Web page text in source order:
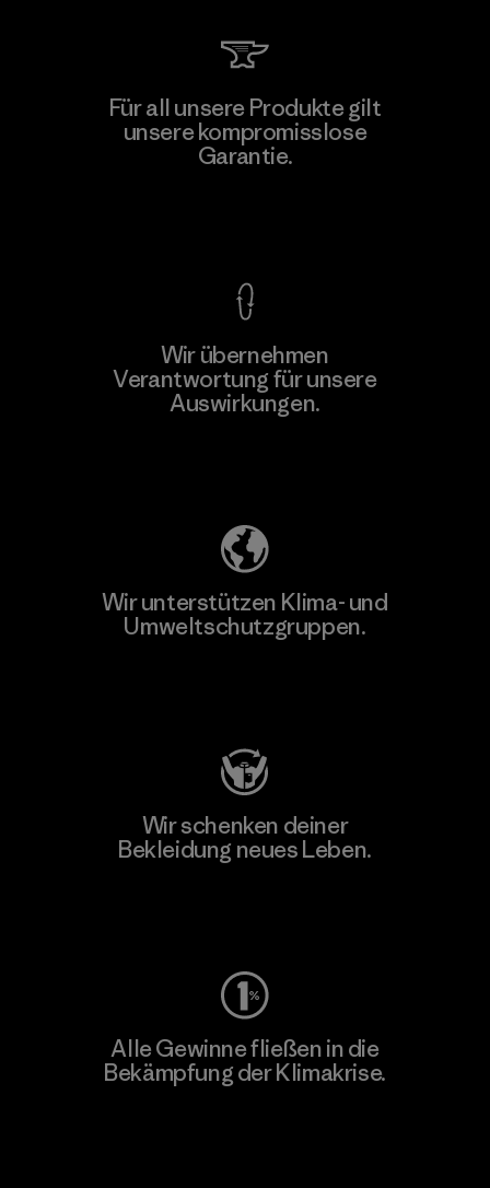
Für all unsere Produkte gilt
unsere kompromisslose
Garantie.
Wir übernehmen
Verantwortung für unsere
Auswirkungen.
Wir unterstützen Klima- und
Umweltschutzgruppen.
Wir schenken deiner
Bekleidung neues Leben.
Alle Gewinne fließen in die
Bekämpfung der Klimakrise.